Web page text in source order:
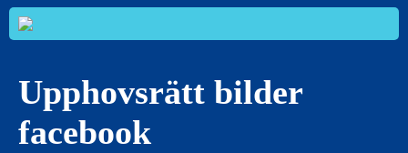
Upphovsrätt bilder
facebook